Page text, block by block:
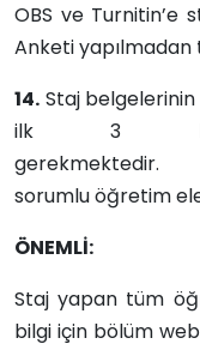
OBS ve Turnitin’e
Anketi yapılmadan
14. Staj
ilk 3
gerekmektedir.
sorumlu öğretim
ÖNEMLİ:
Staj yapan tüm
bilgi için bölüm